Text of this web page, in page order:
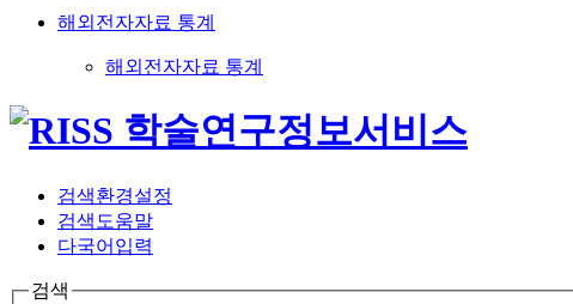
해외전자자료 통계
해외전자자료 통계
검색환경설정
검색도움말
다국어입력
검색